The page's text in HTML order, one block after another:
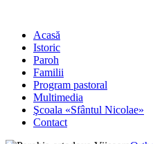
Acasă
Istoric
Paroh
Familii
Program pastoral
Multimedia
Şcoala «Sfântul Nicolae»
Contact